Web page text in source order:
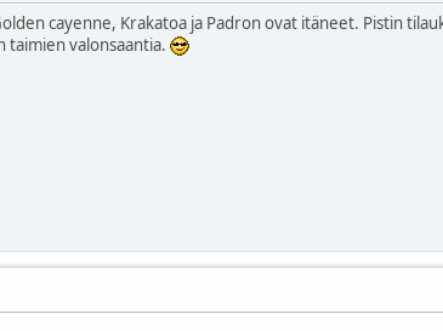
cayenne, Krakatoa ja Padron ovat itäneet. Pistin
taimien valonsaantia.